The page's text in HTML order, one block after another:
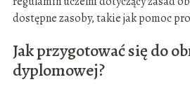
dostępne zasoby, takie jak pomoc
Jak przygotować się do
dyplomowej?